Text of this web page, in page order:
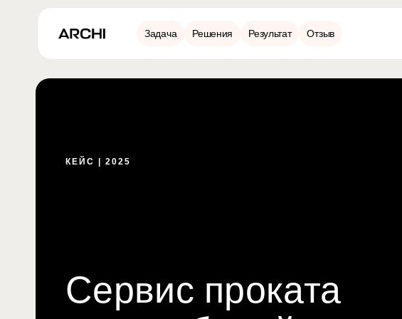
Задача Решения Результат Отзыв
КЕЙС | 2025
Сервис проката